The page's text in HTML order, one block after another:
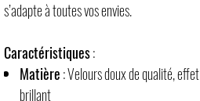
s’adapte à toutes vos envies.
Caractéristiques:
Matière: Velours doux de qualité, effet
brillant